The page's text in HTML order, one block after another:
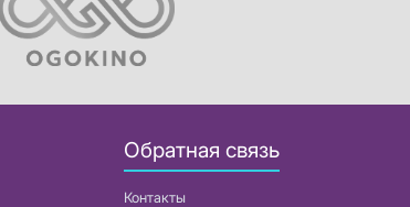
Обратная связь
Контакты